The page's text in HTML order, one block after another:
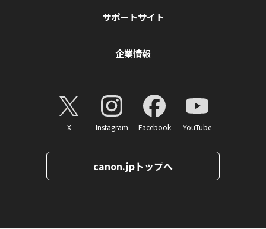
サポートサイト
企業情報
X Instagram Facebook YouTube
canon.jpトップへ